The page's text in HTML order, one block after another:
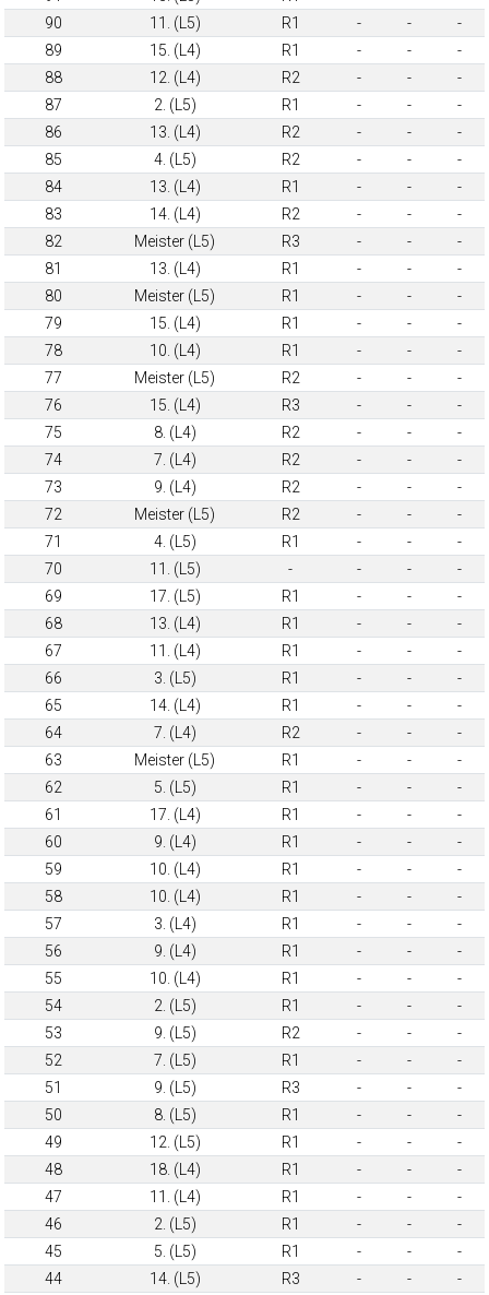
90
11. (L5) R1 - -
-
89
15. (L4) R1 - -
-
88
12. (L4) R2 - -
-
87
2. (L5) R1 - -
-
86
13. (L4) R2 - -
-
85
4. (L5) R2 - -
-
84
13. (L4) R1 - -
-
83
14. (L4) R2 - -
-
82
Meister (L5) R3 - -
-
81
13. (L4) R1 - -
-
80
Meister (L5) R1 - -
-
79
15. (L4) R1 - -
-
78
10. (L4) R1 - -
-
77
Meister (L5) R2 - -
-
76
15. (L4) R3 - -
-
75
8. (L4) R2 - -
-
74
7. (L4) R2 - -
-
73
9. (L4) R2 - -
-
72
Meister (L5) R2 - -
-
71
4. (L5) R1 - -
-
70
11. (L5) - - -
-
69
17. (L5) R1 - -
-
68
13. (L4) R1 - -
-
67
11. (L4) R1 - -
-
66
3. (L5) R1 - -
-
65
14. (L4) R1 - -
-
64
7. (L4) R2 - -
-
63
Meister (L5) R1 - -
-
62
5. (L5) R1 - -
-
61
17. (L4) R1 - -
-
60
9. (L4) R1 - -
-
59
10. (L4) R1 - -
-
58
10. (L4) R1 - -
-
57
3. (L4) R1 - -
-
56
9. (L4) R1 - -
-
55
10. (L4) R1 - -
-
54
2. (L5) R1 - -
-
53
9. (L5) R2 - -
-
52
7. (L5) R1 - -
-
51
9. (L5) R3 - -
-
50
8. (L5) R1 - -
-
49
12. (L5) R1 - -
-
48
18. (L4) R1 - -
-
47
11. (L4) R1 - -
-
46
2. (L5) R1 - -
-
45
5. (L5) R1 - -
-
44
14. (L5) R3 - -
-